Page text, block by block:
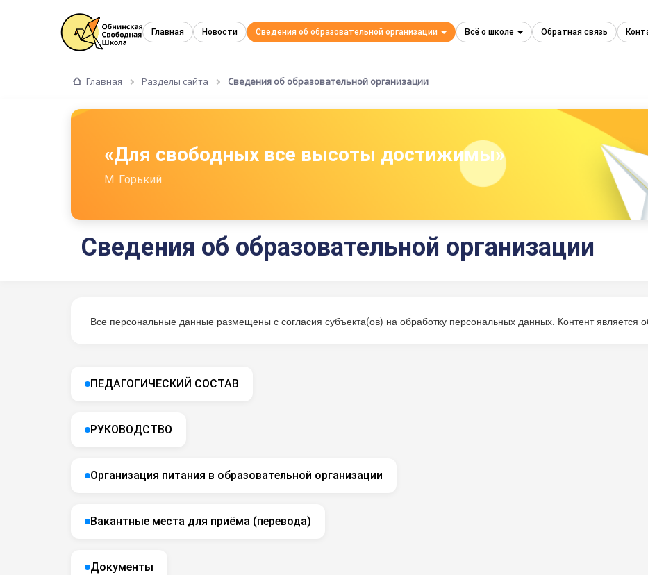
Главная Новости Сведения об образовательной организации Всё о школе Обратная связь
Главная Разделы сайта Сведения об образовательной организации
«Для свободных все высоты достижимы»
М. Горький
Сведения об образовательной организации
Все персональные данные размещены с согласия субъекта(ов) на обработку персональных данных. Контент является
ПЕДАГОГИЧЕСКИЙ СОСТАВ
РУКОВОДСТВО
Организация питания в образовательной организации
Вакантные места для приёма (перевода)
Документы